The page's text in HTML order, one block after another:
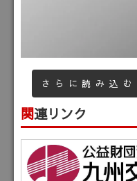
さらに読み込む
関連リンク